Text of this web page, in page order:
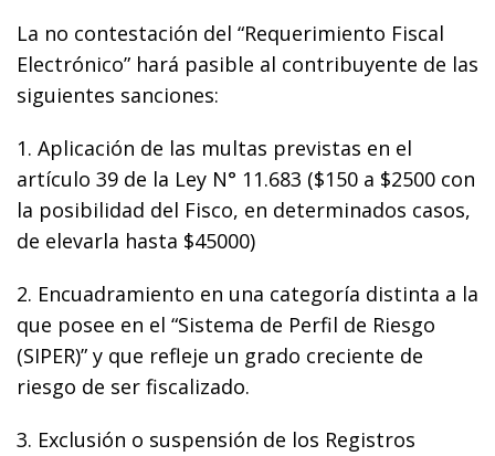
La no contestación del “Requerimiento Fiscal
Electrónico” hará pasible al contribuyente de las
siguientes sanciones:
1. Aplicación de las multas previstas en el
artículo 39 de la Ley N° 11.683 ($150 a $2500 con
la posibilidad del Fisco, en determinados casos,
de elevarla hasta $45000)
2. Encuadramiento en una categoría distinta a la
que posee en el “Sistema de Perfil de Riesgo
(SIPER)” y que refleje un grado creciente de
riesgo de ser fiscalizado.
3. Exclusión o suspensión de los Registros